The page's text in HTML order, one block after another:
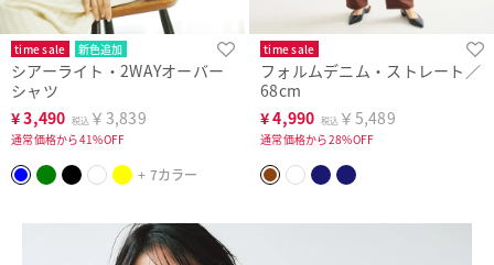
time sale 新色追加
シアーライト・2WAYオーバー
シャツ
¥3,490 税込 ￥3,839
通常価格から41%OFF
+ 7カラー
time sale
フォルムデニム・ストレート／
68cm
¥4,990 税込 ￥5,489
通常価格から28%OFF